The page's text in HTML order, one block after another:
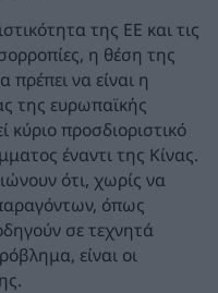
της ΕΕ και τις
η θέση της
πρέπει να είναι η
της ευρωπαϊκής
κύριο προσδιοριστικό
έναντι της Κίνας.
ότι, χωρίς να
όπως
σε τεχνητά
είναι οι